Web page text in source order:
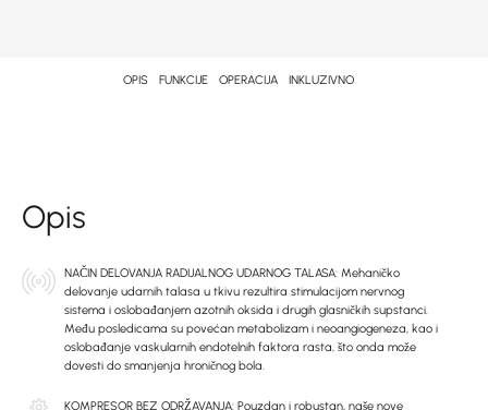
OPIS FUNKCIJE OPERACIJA INKLUZIVNO
Opis
NAČIN DELOVANJA RADIJALNOG UDARNOG TALASA: Mehaničko
delovanje udarnih talasa u tkivu rezultira stimulacijom nervnog
sistema i oslobađanjem azotnih oksida i drugih glasničkih supstanci.
Među posledicama su povećan metabolizam i neoangiogeneza, kao i
oslobađanje vaskularnih endotelnih faktora rasta, što onda može
dovesti do smanjenja hroničnog bola.
KOMPRESOR BEZ ODRŽAVANJA: Pouzdan i robustan, naše nove